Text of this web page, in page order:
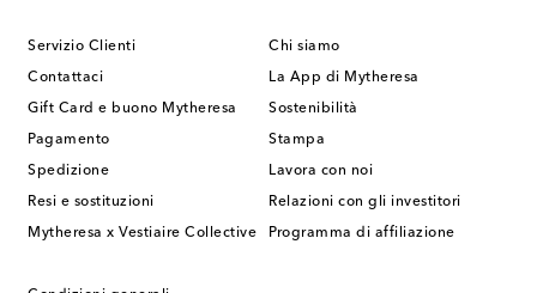
Servizio Clienti
Contattaci
Gift Card e buono Mytheresa
Pagamento
Spedizione
Resi e sostituzioni
Mytheresa x Vestiaire Collective
Chi siamo
La App di Mytheresa
Sostenibilità
Stampa
Lavora con noi
Relazioni con gli investitori
Programma di affiliazione